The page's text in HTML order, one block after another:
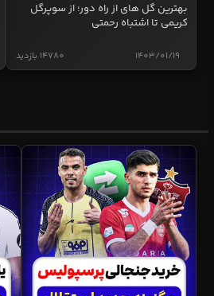
بهترین گل های از راه دور؛ از سوپرگل
کریمی تا اشتباه رحمتی
14780 بازدید 1403/01/19